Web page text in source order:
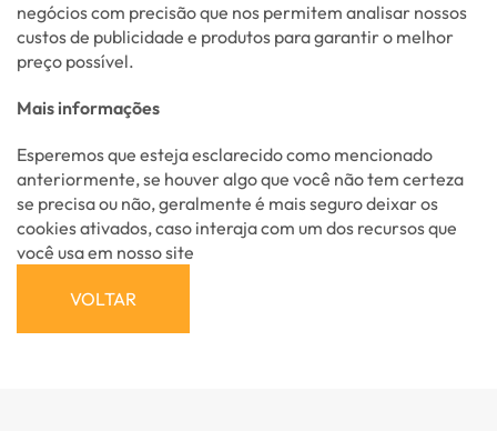
negócios com precisão que nos permitem analisar nossos
custos de publicidade e produtos para garantir o melhor
preço possível.
Mais informações
Esperemos que esteja esclarecido como mencionado
anteriormente, se houver algo que você não tem certeza
se precisa ou não, geralmente é mais seguro deixar os
cookies ativados, caso interaja com um dos recursos que
você usa em nosso site
VOLTAR